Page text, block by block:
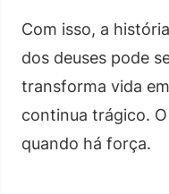
Com isso, a
dos deuses pode
transforma vida
continua trágico.
quando há força.